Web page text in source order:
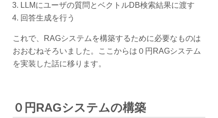
LLMにユーザの質問とベクトルDB検索結果に渡す
回答生成を行う
これで、RAGシステムを構築するために必要なものは
おおむねそろいました。ここからは０円RAGシステム
を実装した話に移ります。
０円RAGシステムの構築